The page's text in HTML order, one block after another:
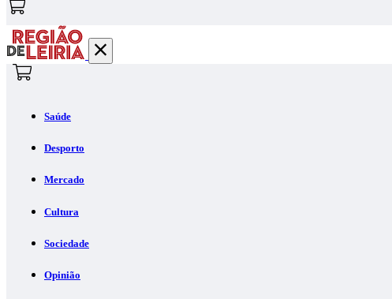
Saúde
Desporto
Mercado
Cultura
Sociedade
Opinião